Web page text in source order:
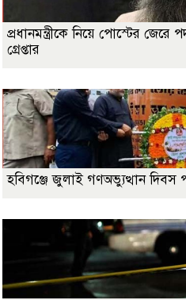
প্রধানমন্ত্রীকে নিয়ে পোস্টের
গ্রেপ্তার
হবিগঞ্জে জুলাই গণঅভ্যুত্থান দিবস